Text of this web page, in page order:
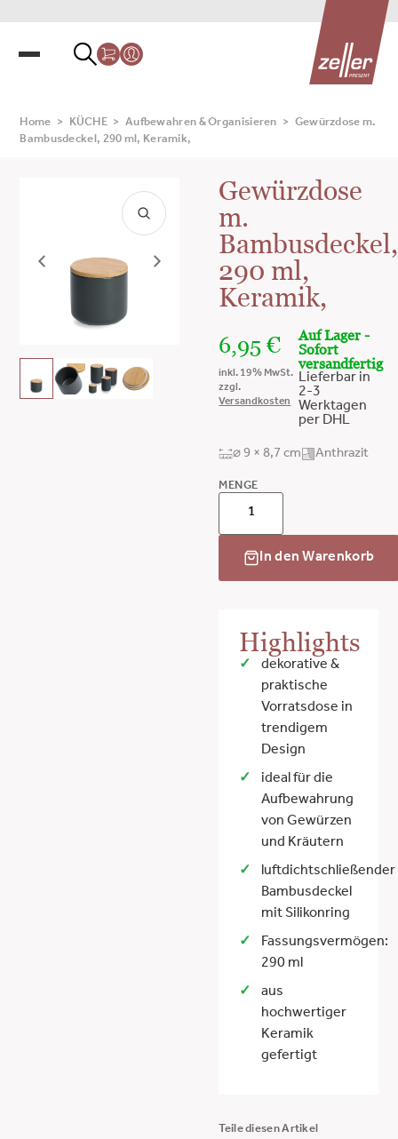
Home > KÜCHE > Aufbewahren & Organisieren >
Gewürzdose m.
Bambusdeckel, 290 ml, Keramik,
Gewürzdose
m.
Bambusdeckel,
290 ml,
Keramik,
6,95€
inkl. 19% MwSt.
zzgl.
Versandkosten
Auf Lager -
Sofort
versandfertig
Lieferbar in
2-3
Werktagen
per DHL
⌀ 9 × 8,7 cm Anthrazit
MENGE
In den Warenkorb
Highlights
dekorative &
praktische
Vorratsdose in
trendigem
Design
ideal für die
Aufbewahrung
von Gewürzen
und Kräutern
luftdichtschließender
Bambusdeckel
mit Silikonring
Fassungsvermögen:
290 ml
aus
hochwertiger
Keramik
gefertigt
Teile diesen Artikel